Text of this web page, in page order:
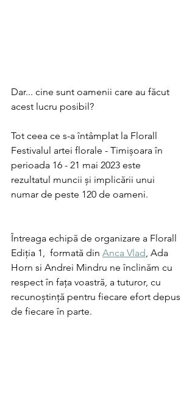
Dar... cine sunt oamenii care au făcut
acest lucru posibil?
Tot ceea ce s-a întâmplat la Florall
Festivalul artei florale - Timișoara în
perioada 16 - 21 mai 2023 este
rezultatul muncii și implicării unui
numar de peste 120 de oameni.
Întreaga echipă de organizare a Florall
Ediția 1,  formată din Anca Vlad, Ada
Horn si Andrei Mindru ne înclinăm cu
respect în fața voastră, a tuturor, cu
recunoștință pentru fiecare efort depus
de fiecare în parte.